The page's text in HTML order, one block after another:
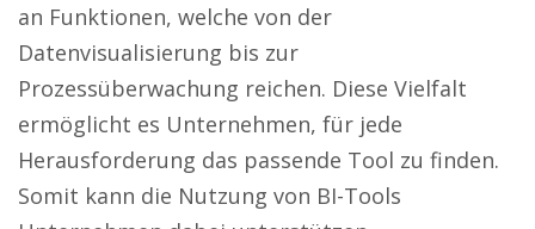
an Funktionen, welche von der
Datenvisualisierung bis zur
Prozessüberwachung reichen. Diese Vielfalt
ermöglicht es Unternehmen, für jede
Herausforderung das passende Tool zu finden.
Somit kann die Nutzung von BI-Tools